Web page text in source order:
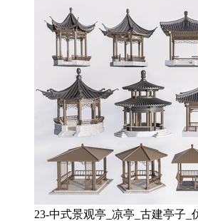
23-中式景观亭_凉亭_古建亭子_